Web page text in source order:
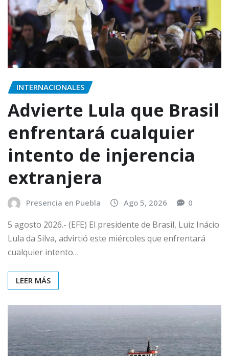
INTERNACIONALES
Advierte Lula que Brasil
enfrentará cualquier
intento de injerencia
extranjera
Presencia en Puebla Ago 5, 2026 0
5 agosto 2026.- (EFE) El presidente de Brasil, Luiz Inácio
Lula da Silva, advirtió este miércoles que enfrentará
cualquier intento…
LEER MÁS